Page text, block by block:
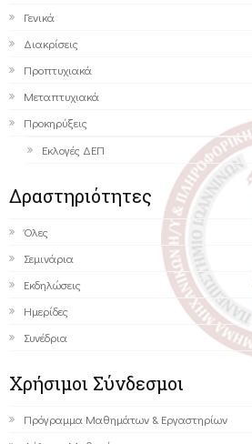
Γενικά
Διακρίσεις
Προπτυχιακά
Μεταπτυχιακά
Προκηρύξεις
Εκλογές ΔΕΠ
Δραστηριότητες
Όλες
Σεμινάρια
Εκδηλώσεις
Ημερίδες
Συνέδρια
Χρήσιμοι Σύνδεσμοι
Πρόγραμμα Μαθημάτων & Εργαστηρίων